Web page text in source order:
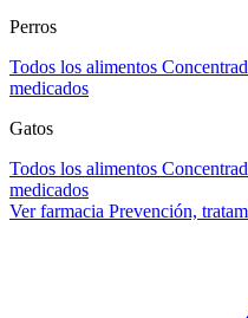
Perros
Todos los alimentos
medicados
Gatos
Todos los alimentos
medicados
Ver farmacia Prevención,